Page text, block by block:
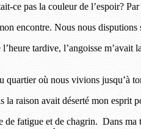
ce pas la couleur de l’espoir?
encontre. Nous nous
tardive, l’angoisse
quartier où nous vivions jusqu’à
la raison avait déserté mon esprit
fatigue et de chagrin. Dans